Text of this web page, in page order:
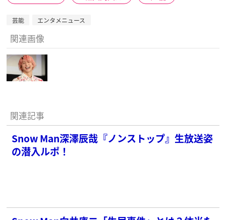
芸能 エンタメニュース
関連画像
関連記事
Snow Man深澤辰哉『ノンストップ』生放送姿
の潜入ルポ！